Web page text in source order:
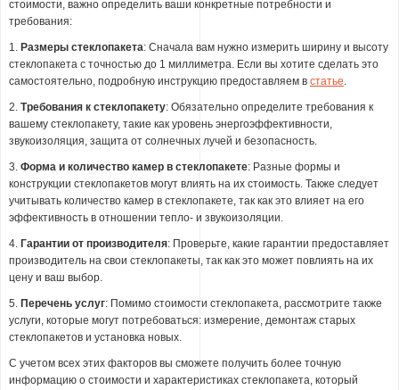
стоимости, важно определить ваши конкретные потребности и
требования:
1. Размеры стеклопакета: Сначала вам нужно измерить ширину и высоту
стеклопакета с точностью до 1 миллиметра. Если вы хотите сделать это
самостоятельно, подробную инструкцию предоставляем в статье.
2. Требования к стеклопакету: Обязательно определите требования к
вашему стеклопакету, такие как уровень энергоэффективности,
звукоизоляция, защита от солнечных лучей и безопасность.
3. Форма и количество камер в стеклопакете: Разные формы и
конструкции стеклопакетов могут влиять на их стоимость. Также следует
учитывать количество камер в стеклопакете, так как это влияет на его
эффективность в отношении тепло- и звукоизоляции.
4. Гарантии от производителя: Проверьте, какие гарантии предоставляет
производитель на свои стеклопакеты, так как это может повлиять на их
цену и ваш выбор.
5. Перечень услуг: Помимо стоимости стеклопакета, рассмотрите также
услуги, которые могут потребоваться: измерение, демонтаж старых
стеклопакетов и установка новых.
С учетом всех этих факторов вы сможете получить более точную
информацию о стоимости и характеристиках стеклопакета, который